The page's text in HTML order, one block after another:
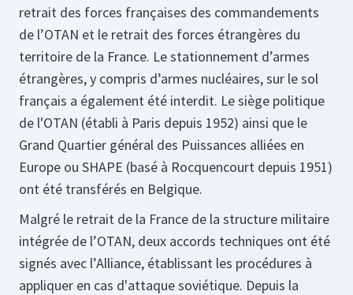
retrait des forces françaises des commandements
de l’OTAN et le retrait des forces étrangères du
territoire de la France. Le stationnement d’armes
étrangères, y compris d’armes nucléaires, sur le sol
français a également été interdit. Le siège politique
de l'OTAN (établi à Paris depuis 1952) ainsi que le
Grand Quartier général des Puissances alliées en
Europe ou SHAPE (basé à Rocquencourt depuis 1951)
ont été transférés en Belgique.
Malgré le retrait de la France de la structure militaire
intégrée de l’OTAN, deux accords techniques ont été
signés avec l’Alliance, établissant les procédures à
appliquer en cas d'attaque soviétique. Depuis la